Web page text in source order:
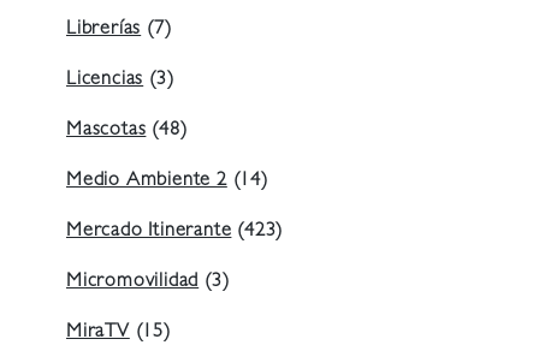
Librerías (7)
Licencias (3)
Mascotas (48)
Medio Ambiente 2(14)
Mercado Itinerante (423)
Micromovilidad (3)
MiraTV (15)